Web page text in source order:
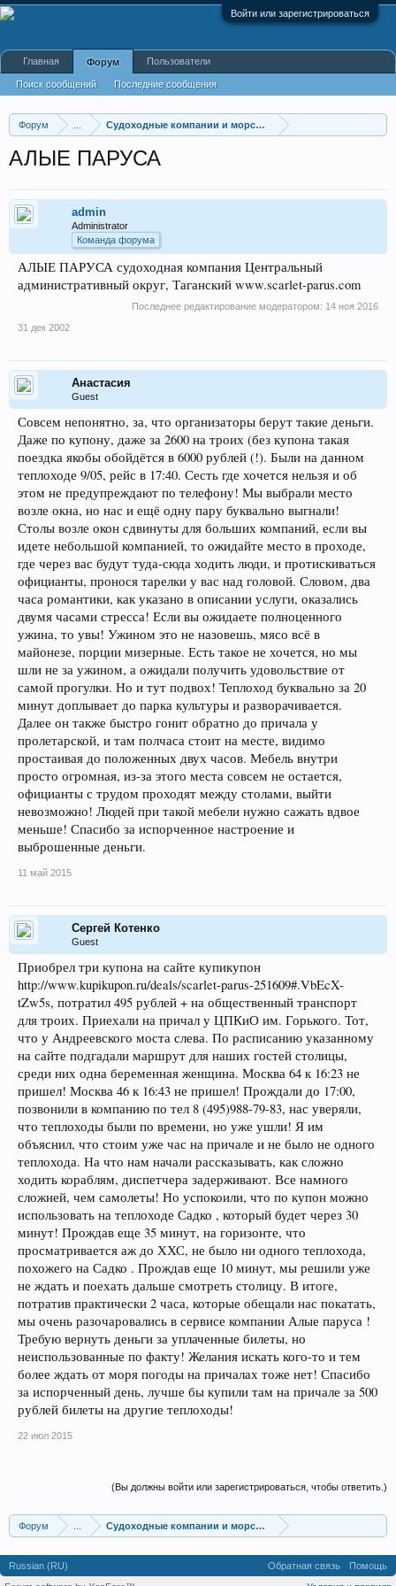
Войти или зарегистрироваться
Форум Судоходные компании и морской транспорт
АЛЫЕ ПАРУСА
admin
Administrator
Команда форума
АЛЫЕ ПАРУСА судоходная компания Центральный
административный округ, Таганский www.scarlet-parus.com
Последнее редактирование модератором: 14 ноя 2016
31 дек 2002
Анастасия
Guest
Совсем непонятно, за, что организаторы берут такие деньги.
Даже по купону, даже за 2600 на троих (без купона такая
поездка якобы обойдётся в 6000 рублей (!). Были на данном
теплоходе 9/05, рейс в 17:40. Сесть где хочется нельзя и об
этом не предупреждают по телефону! Мы выбрали место
возле окна, но нас и ещё одну пару буквально выгнали!
Столы возле окон сдвинуты для больших компаний, если вы
идете небольшой компанией, то ожидайте место в проходе,
где через вас будут туда-сюда ходить люди, и протискиваться
официанты, пронося тарелки у вас над головой. Словом, два
часа романтики, как указано в описании услуги, оказались
двумя часами стресса! Если вы ожидаете полноценного
ужина, то увы! Ужином это не назовешь, мясо всё в
майонезе, порции мизерные. Есть такое не хочется, но мы
шли не за ужином, а ожидали получить удовольствие от
самой прогулки. Но и тут подвох! Теплоход буквально за 20
минут доплывает до парка культуры и разворачивается.
Далее он также быстро гонит обратно до причала у
пролетарской, и там полчаса стоит на месте, видимо
простаивая до положенных двух часов. Мебель внутри
просто огромная, из-за этого места совсем не остается,
официанты с трудом проходят между столами, выйти
невозможно! Людей при такой мебели нужно сажать вдвое
меньше! Спасибо за испорченное настроение и
выброшенные деньги.
11 май 2015
Сергей Котенко
Guest
Приобрел три купона на сайте купикупон
http://www.kupikupon.ru/deals/scarlet-parus-251609#.VbEcX-
tZw5s, потратил 495 рублей + на общественный транспорт
для троих. Приехали на причал у ЦПКиО им. Горького. Тот,
что у Андреевского моста слева. По расписанию указанному
на сайте подгадали маршрут для наших гостей столицы,
среди них одна беременная женщина. Москва 64 к 16:23 не
пришел! Москва 46 к 16:43 не пришел! Прождали до 17:00,
позвонили в компанию по тел 8 (495)988-79-83, нас уверяли,
что теплоходы были по времени, но уже ушли! Я им
объяснил, что стоим уже час на причале и не было не одного
теплохода. На что нам начали рассказывать, как сложно
ходить кораблям, диспетчера задерживают. Все намного
сложней, чем самолеты! Но успокоили, что по купон можно
использовать на теплоходе Садко , который будет через 30
минут! Прождав еще 35 минут, на горизонте, что
просматривается аж до ХХС, не было ни одного теплохода,
похожего на Садко . Прождав еще 10 минут, мы решили уже
не ждать и поехать дальше смотреть столицу. В итоге,
потратив практически 2 часа, которые обещали нас покатать,
мы очень разочаровались в сервисе компании Алые паруса !
Требую вернуть деньги за уплаченные билеты, но
неиспользованные по факту! Желания искать кого-то и тем
более ждать от моря погоды на причалах тоже нет! Спасибо
за испорченный день, лучше бы купили там на причале за 500
рублей билеты на другие теплоходы!
22 июл 2015
(Вы должны войти или зарегистрироваться, чтобы ответить.)
Форум Судоходные компании и морской транспорт
Главная Форум
Поиск сообщений Последние сообщения
Пользователи
Russian (RU) Обратная связь
Помощь